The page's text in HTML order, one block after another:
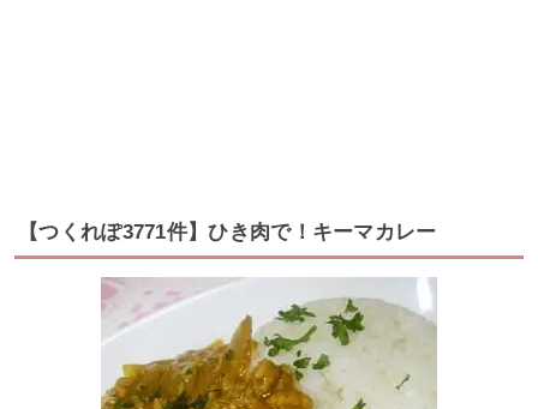
【つくれぽ3771件】ひき肉で！キーマカレー